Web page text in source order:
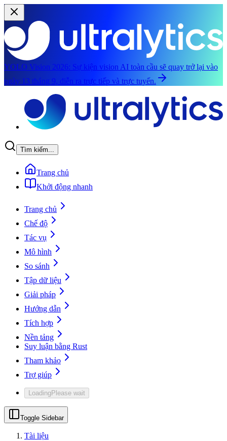
YOLO Vision 2026: Sự kiện vision AI toàn cầu sẽ quay trở lại vào
ngày 13 tháng 9, diễn ra trực tiếp và trực tuyến.
Tìm kiếm...
Trang chủ
Khởi động nhanh
Trang chủ
Chế độ
Tác vụ
Mô hình
So sánh
Tập dữ liệu
Giải pháp
Hướng dẫn
Tích hợp
Nền tảng
Suy luận bằng Rust
Tham khảo
Trợ giúp
LoadingPlease wait
Toggle Sidebar
Tài liệu